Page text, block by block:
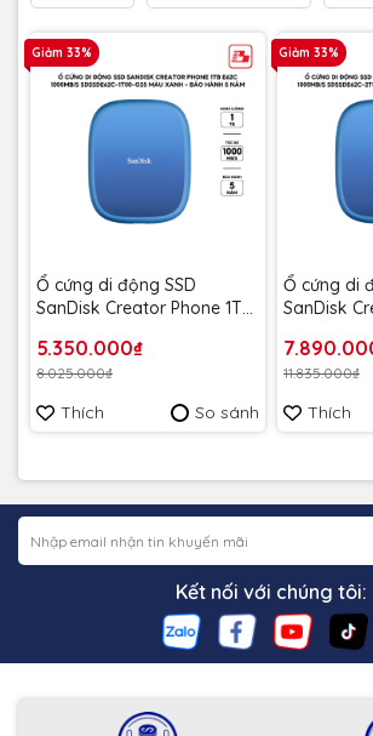
Giảm 33%
Ổ cứng di động SSD
SanDisk Creator Phone 1TB
SDSSDE62C-1T00-G25 màu
xanh - Bảo hành 5 năm
5.350.000₫
8.025.000₫
Thích So sánh
Giảm 33%
Ổ cứng di
SanDisk
xanh - Bảo
11.835.000₫
Thích
Kết nối với chúng tôi: